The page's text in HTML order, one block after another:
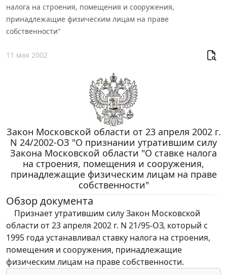
налога на строения, помещения и сооружения,
принадлежащие физическим лицам на праве
собственности"
11 мая 2002
Закон Московской области от 23 апреля 2002 г.
N 24/2002-ОЗ "О признании утратившим силу
Закона Московской области "О ставке налога
на строения, помещения и сооружения,
принадлежащие физическим лицам на праве
собственности"
Обзор документа
Признает утратившим силу Закон Московской
области от 23 апреля 2002 г. N 21/95-ОЗ, который с
1995 года устанавливал ставку налога на строения,
помещения и сооружения, принадлежащие
физическим лицам на праве собственности.